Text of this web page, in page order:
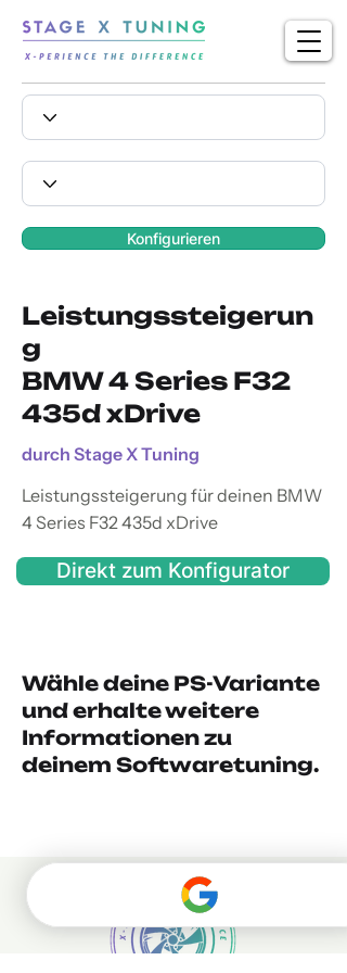
Konfigurieren
Leistungssteigerun
g
BMW 4 Series F32
435d xDrive
durch Stage X Tuning
Leistungssteigerung für deinen BMW
4 Series F32 435d xDrive
Direkt zum Konfigurator
Wähle deine PS-Variante
und erhalte weitere
Informationen zu
deinem Softwaretuning.